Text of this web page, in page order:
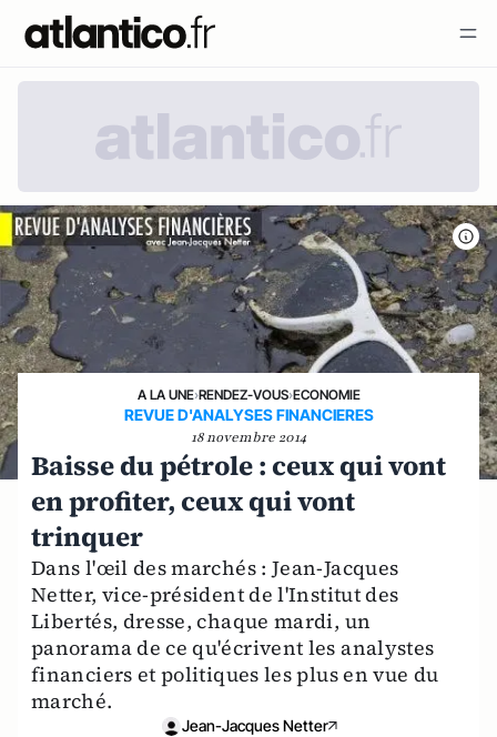
A LA UNE›RENDEZ-VOUS›ECONOMIE
REVUE D'ANALYSES FINANCIERES
18 novembre 2014
Baisse du pétrole : ceux qui vont
en profiter, ceux qui vont
trinquer
Dans l'œil des marchés : Jean-Jacques
Netter, vice-président de l'Institut des
Libertés, dresse, chaque mardi, un
panorama de ce qu'écrivent les analystes
financiers et politiques les plus en vue du
marché.
Jean-Jacques Netter